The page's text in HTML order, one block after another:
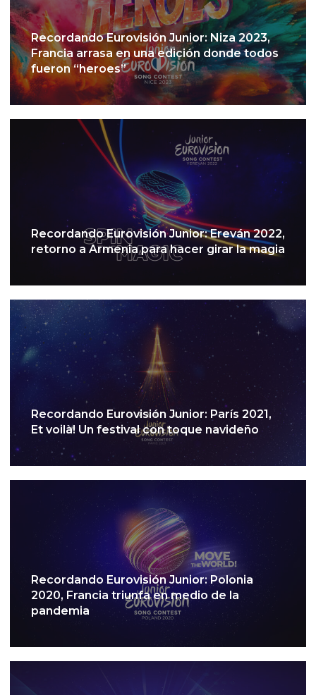
Recordando Eurovisión Junior: Niza 2023,
Francia arrasa en una edición donde todos
fueron “heroes”
Recordando Eurovisión Junior: Ereván 2022,
retorno a Armenia para hacer girar la magia
Recordando Eurovisión Junior: París 2021,
Et voilà! Un festival con toque navideño
Recordando Eurovisión Junior: Polonia
2020, Francia triunfa en medio de la
pandemia